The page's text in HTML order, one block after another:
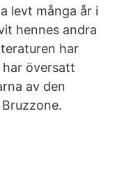
levt många år i
hennes andra
har
översatt
av den